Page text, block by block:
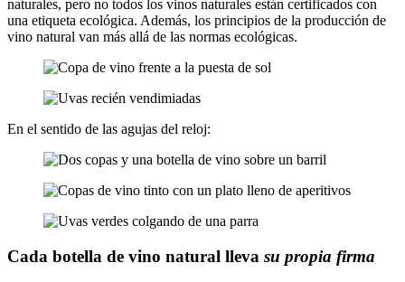
naturales, pero no todos los vinos naturales están certificados con
una etiqueta ecológica. Además, los principios de la producción de
vino natural van más allá de las normas ecológicas.
En el sentido de las agujas del reloj:
Cada botella de vino natural lleva su propia firma